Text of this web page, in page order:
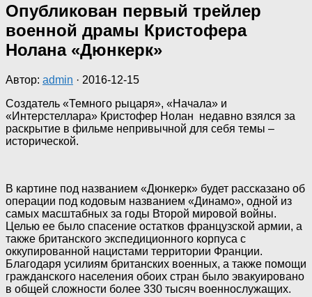
Опубликован первый трейлер
военной драмы Кристофера
Нолана «Дюнкерк»
Автор: admin · 2016-12-15
Создатель «Темного рыцаря», «Начала» и
«Интерстеллара» Кристофер Нолан недавно взялся за
раскрытие в фильме непривычной для себя темы –
исторической.
В картине под названием «Дюнкерк» будет рассказано об
операции под кодовым названием «Динамо», одной из
самых масштабных за годы Второй мировой войны.
Целью ее было спасение остатков французской армии, а
также британского экспедиционного корпуса с
оккупированной нацистами территории Франции.
Благодаря усилиям британских военных, а также помощи
гражданского населения обоих стран было эвакуировано
в общей сложности более 330 тысяч военнослужащих.